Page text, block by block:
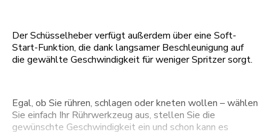
Der Schüsselheber verfügt außerdem über eine Soft-
Start-Funktion, die dank langsamer Beschleunigung auf
die gewählte Geschwindigkeit für weniger Spritzer sorgt.
Egal, ob Sie rühren, schlagen oder kneten wollen – wählen
Sie einfach Ihr Rührwerkzeug aus, stellen Sie die
gewünschte Geschwindigkeit ein und schon kann es